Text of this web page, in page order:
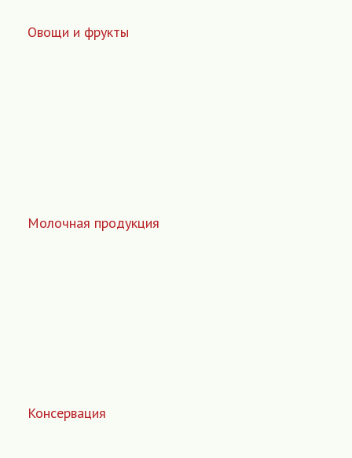
Овощи и фрукты
Молочная продукция
Консервация